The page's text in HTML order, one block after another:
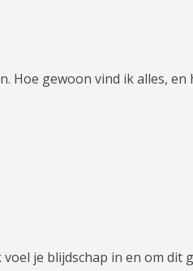
Hoe gewoon vind ik alles,
je blijdschap in en om dit